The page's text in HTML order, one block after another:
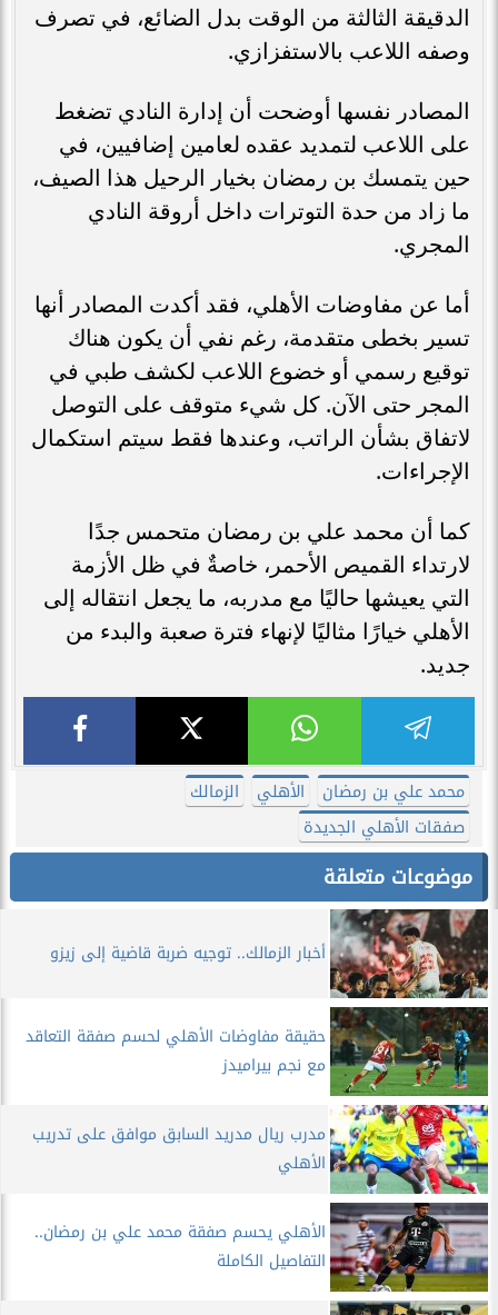
الدقيقة الثالثة من الوقت بدل الضائع، في تصرف
وصفه اللاعب بالاستفزازي.
المصادر نفسها أوضحت أن إدارة النادي تضغط
على اللاعب لتمديد عقده لعامين إضافيين، في
حين يتمسك بن رمضان بخيار الرحيل هذا الصيف،
ما زاد من حدة التوترات داخل أروقة النادي
المجري.
أما عن مفاوضات الأهلي، فقد أكدت المصادر أنها
تسير بخطى متقدمة، رغم نفي أن يكون هناك
توقيع رسمي أو خضوع اللاعب لكشف طبي في
المجر حتى الآن. كل شيء متوقف على التوصل
لاتفاق بشأن الراتب، وعندها فقط سيتم استكمال
الإجراءات.
كما أن محمد علي بن رمضان متحمس جدًا
لارتداء القميص الأحمر، خاصةٌ في ظل الأزمة
التي يعيشها حاليًا مع مدربه، ما يجعل انتقاله إلى
الأهلي خيارًا مثاليًا لإنهاء فترة صعبة والبدء من
جديد.
محمد علي بن رمضان الأهلي
الزمالك
صفقات الأهلي الجديدة
موضوعات متعلقة
أخبار الزمالك.. توجيه ضربة قاضية إلى زيزو
حقيقة مفاوضات الأهلي لحسم صفقة التعاقد
مع نجم بيراميدز
مدرب ريال مدريد السابق موافق على تدريب
الأهلي
الأهلي يحسم صفقة محمد علي بن رمضان..
التفاصيل الكاملة